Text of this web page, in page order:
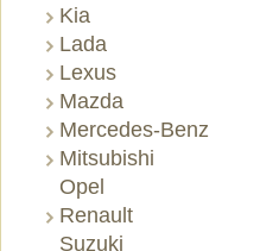
Kia
Lada
Lexus
Mazda
Mercedes-Benz
Mitsubishi
Opel
Renault
Suzuki